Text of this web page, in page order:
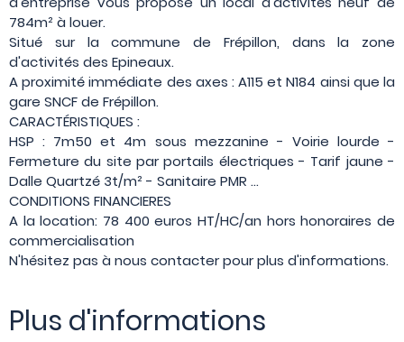
784m² à louer.
Situé sur la commune de Frépillon, dans la zone
d'activités des Epineaux.
A proximité immédiate des axes : A115 et N184 ainsi que la
gare SNCF de Frépillon.
CARACTÉRISTIQUES :
HSP : 7m50 et 4m sous mezzanine - Voirie lourde -
Fermeture du site par portails électriques - Tarif jaune -
Dalle Quartzé 3t/m² - Sanitaire PMR ...
CONDITIONS FINANCIERES
A la location: 78 400 euros HT/HC/an hors honoraires de
commercialisation
N'hésitez pas à nous contacter pour plus d'informations.
Plus d'informations